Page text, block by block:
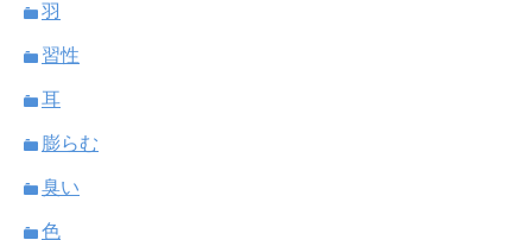
羽
習性
耳
膨らむ
臭い
色